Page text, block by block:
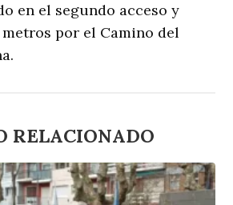
en el segundo acceso y
por el Camino del
RELACIONADO